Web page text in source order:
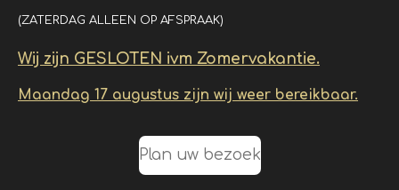
(ZATERDAG ALLEEN OP AFSPRAAK)
Wij zijn GESLOTEN ivm Zomervakantie.
Maandag 17 augustus zijn wij weer bereikbaar.
Plan uw bezoek